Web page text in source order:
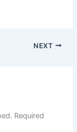
NEXT
Required